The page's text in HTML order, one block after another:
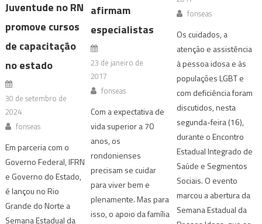
Juventude no RN
promove cursos
de capacitação
no estado
30 de setembro de
2024
fonseas
Em parceria com o
Governo Federal, IFRN
e Governo do Estado,
é lançou no Rio
Grande do Norte a
Semana Estadual da
afirmam
especialistas
23 de janeiro de
2017
fonseas
Com a expectativa de
vida superior a 70
anos, os
rondonienses
precisam se cuidar
para viver bem e
plenamente. Mas para
isso, o apoio da família
fonseas
Os cuidados, a
atenção e assistência
à pessoa idosa e às
populações LGBT e
com deficiência foram
discutidos, nesta
segunda-feira (16),
durante o Encontro
Estadual Integrado de
Saúde e Segmentos
Sociais. O evento
marcou a abertura da
Semana Estadual da